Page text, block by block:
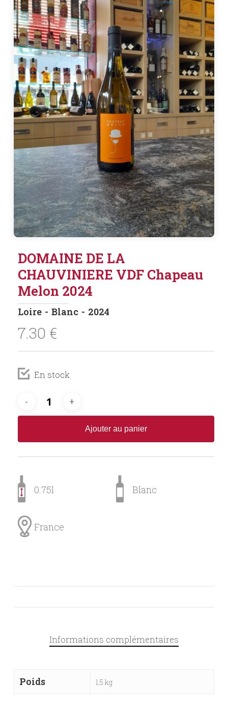
DOMAINE DE LA
CHAUVINIERE VDF Chapeau
Melon 2024
Loire Blanc 2024
7.30 €
En stock
Ajouter au panier
0.75l Blanc
France
Informations complémentaires
Poids 1.5 kg